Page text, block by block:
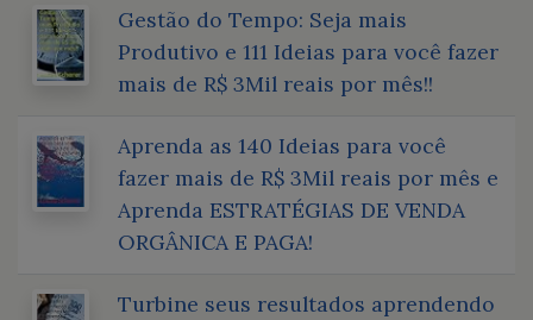
Gestão do Tempo: Seja mais
Produtivo e 111 Ideias para você fazer
mais de R$ 3Mil reais por mês!!
Aprenda as 140 Ideias para você
fazer mais de R$ 3Mil reais por mês e
Aprenda ESTRATÉGIAS DE VENDA
ORGÂNICA E PAGA!
Turbine seus resultados aprendendo